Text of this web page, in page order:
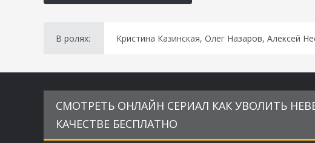
В ролях: Кристина Казинская, Олег Назаров, Алексей
СМОТРЕТЬ ОНЛАЙН СЕРИАЛ КАК УВОЛИТЬ
КАЧЕСТВЕ БЕСПЛАТНО